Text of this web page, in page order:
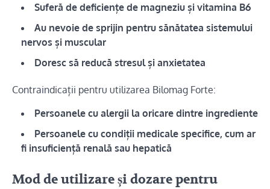
Suferă de deficiențe de magneziu și vitamina B6
Au nevoie de sprijin pentru sănătatea sistemului
nervos și muscular
Doresc să reducă stresul și anxietatea
Contraindicații pentru utilizarea Bilomag Forte:
Persoanele cu alergii la oricare dintre ingrediente
Persoanele cu condiții medicale specifice, cum ar
fi insuficiență renală sau hepatică
Mod de utilizare și dozare pentru